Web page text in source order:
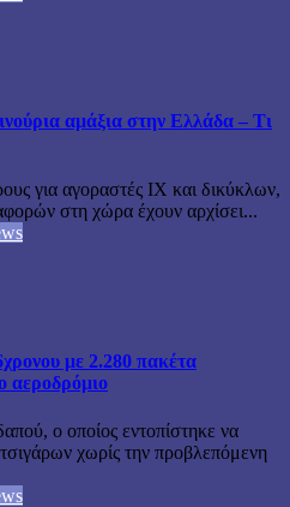
αμάξια στην Ελλάδα – Τι
για αγοραστές ΙΧ και δικύκλων,
στη χώρα έχουν αρχίσει...
με 2.280 πακέτα
αεροδρόμιο
ο οποίος εντοπίστηκε να
χωρίς την προβλεπόμενη